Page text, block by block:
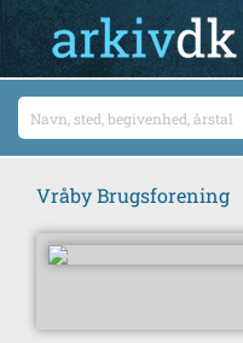
Vråby Brugsforening